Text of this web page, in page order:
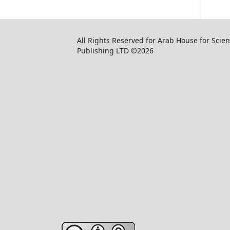
All Rights Reserved for Arab House for
Publishing LTD ©2026